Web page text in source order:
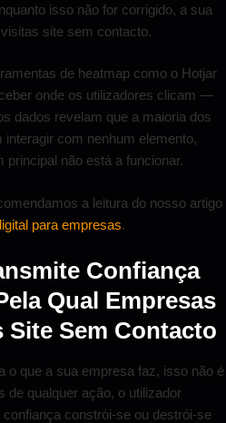
isso não for corrigido, a sua
site sem contacto.
de heatmap como o Hotjar
onde os utilizadores clicam —
dados revelam que a maioria dos
com nenhum elemento,
principal não está a funcionar.
a leitura do nosso artigo
para empresas.
Confiança
Qual Empresas
Site Sem Contacto
o que a sua empresa faz, isso não é
de qualquer ação, o utilizador
constrói-se ou destrói-se